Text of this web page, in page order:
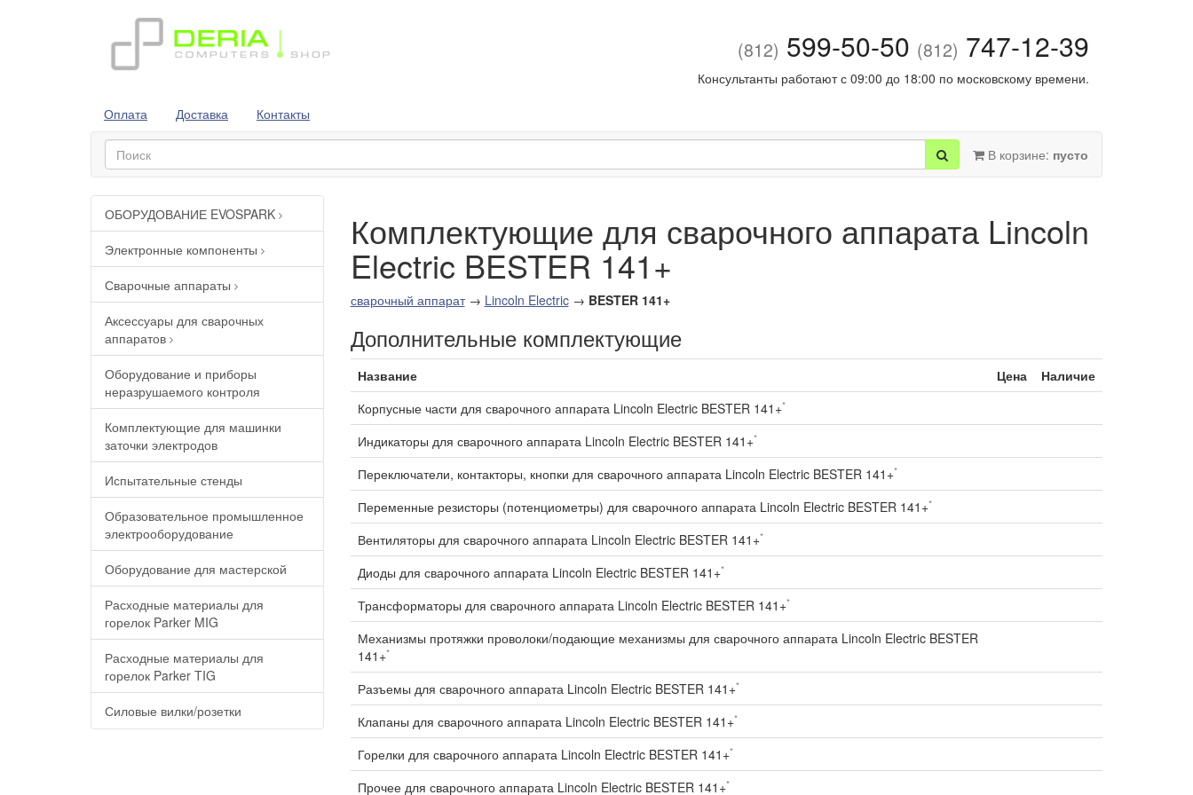
(812) 599-50-50 (812) 747-12-39
Консультанты работают с 09:00 до 18:00 по московскому времени.
Оплата
Доставка Контакты
В корзине: пусто
ОБОРУДОВАНИЕ EVOSPARK
Электронные компоненты
Сварочные аппараты
Аксессуары для сварочных
аппаратов
Оборудование и приборы
неразрушаемого контроля
Комплектующие для машинки
заточки электродов
Испытательные стенды
Образовательное промышленное
электрооборудование
Оборудование для мастерской
Расходные материалы для
горелок Parker MIG
Расходные материалы для
горелок Parker TIG
Силовые вилки/розетки
Комплектующие для сварочного аппарата Lincoln
Electric BESTER 141+
сварочный аппарат→ Lincoln Electric→ BESTER 141+
Дополнительные комплектующие
Название Цена
Наличие
Корпусные части для сварочного аппарата Lincoln Electric BESTER 141+*
Индикаторы для сварочного аппарата Lincoln Electric BESTER 141+*
Переключатели, контакторы, кнопки для сварочного аппарата Lincoln Electric BESTER 141+*
Переменные резисторы (потенциометры) для сварочного аппарата Lincoln Electric BESTER 141+*
Вентиляторы для сварочного аппарата Lincoln Electric BESTER 141+*
Диоды для сварочного аппарата Lincoln Electric BESTER 141+*
Трансформаторы для сварочного аппарата Lincoln Electric BESTER 141+*
Механизмы протяжки проволоки/подающие механизмы для сварочного аппарата Lincoln Electric BESTER
141+*
Разъемы для сварочного аппарата Lincoln Electric BESTER 141+*
Клапаны для сварочного аппарата Lincoln Electric BESTER 141+*
Горелки для сварочного аппарата Lincoln Electric BESTER 141+*
Прочее для сварочного аппарата Lincoln Electric BESTER 141+*